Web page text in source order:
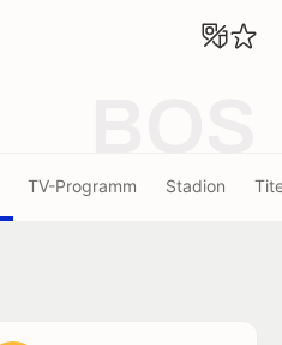
TV-Programm Stadion